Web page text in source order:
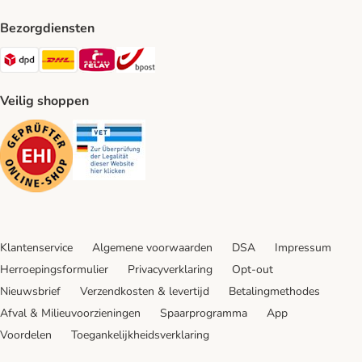
Bezorgdiensten
Dpd Shipping Method
DHL Shipping Method
Mondial Relay Shipping Method
Veilig shoppen
Security
Klantenservice Algemene voorwaarden DSA
Impressum
Herroepingsformulier
Privacyverklaring
Opt-out
Nieuwsbrief
Verzendkosten & levertijd
Betalingmethodes
Afval & Milieuvoorzieningen
Spaarprogramma
App
Voordelen
Toegankelijkheidsverklaring